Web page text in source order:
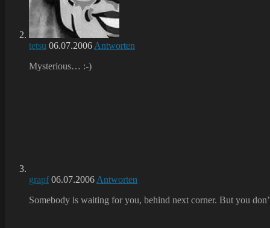
tetsu 06.07.2006 Antworten
Mysterious… :-)
grapf 06.07.2006 Antworten
Somebody is waiting for you, behind next corner. But you